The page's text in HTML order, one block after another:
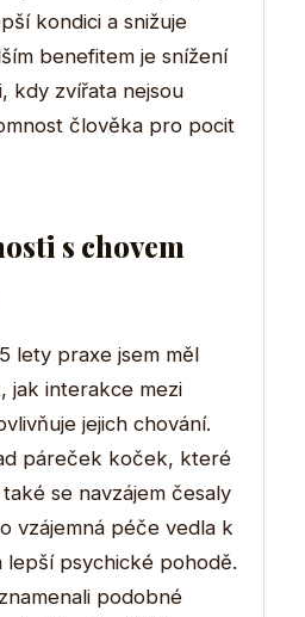
kondici a snižuje
benefitem je snížení
kdy zvířata nejsou
člověka pro pocit
s chovem
lety praxe jsem měl
jak interakce mezi
jejich chování.
páreček koček, které
se navzájem česaly
vzájemná péče vedla k
lepší psychické pohodě.
podobné